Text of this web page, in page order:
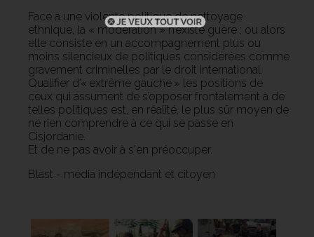
Face à une violente politique de nettoyage
ethnique, la « modération » n’existe guère ; ou alors
elle consiste en un accompagnement plus ou
moins silencieux de politiques considérées comme
gravement criminelles par le droit international.
Qualifier d'« extrême gauche » les positions de
ceux qui assument de s’opposer frontalement à de
telles politiques est, en réalité, le plus sûr moyen de
ne rien comprendre à ce qui se passe en
Cisjordanie.
Et de ne pas avoir à s'en préoccuper.
Blast - média indépendant et citoyen